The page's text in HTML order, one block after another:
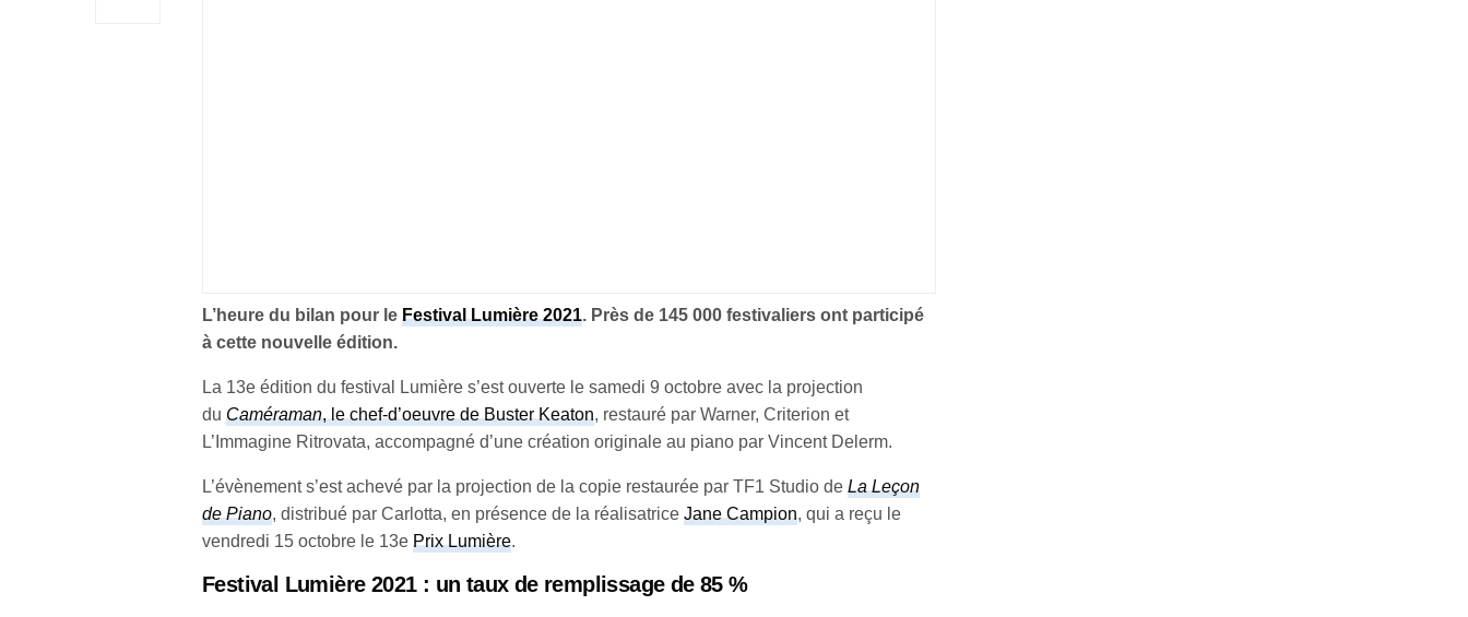
L’heure du bilan pour leFestival Lumière 2021. Près de 145 000 festivaliers ont participé
à cette nouvelle édition.
La 13e édition du festival Lumière s’est ouverte le samedi 9 octobre avec la projection
duCaméraman, le chef-d’oeuvre de Buster Keaton, restauré par Warner, Criterion et
L’Immagine Ritrovata, accompagné d’une création originale au piano par Vincent Delerm.
L’évènement s’est achevé par la projection de la copie restaurée par TF1 Studio deLa Leçon
de Piano, distribué par Carlotta, en présence de la réalisatriceJane Campion, qui a reçu le
vendredi 15 octobre le 13ePrix Lumière.
Festival Lumière 2021 : un taux de remplissage de 85 %